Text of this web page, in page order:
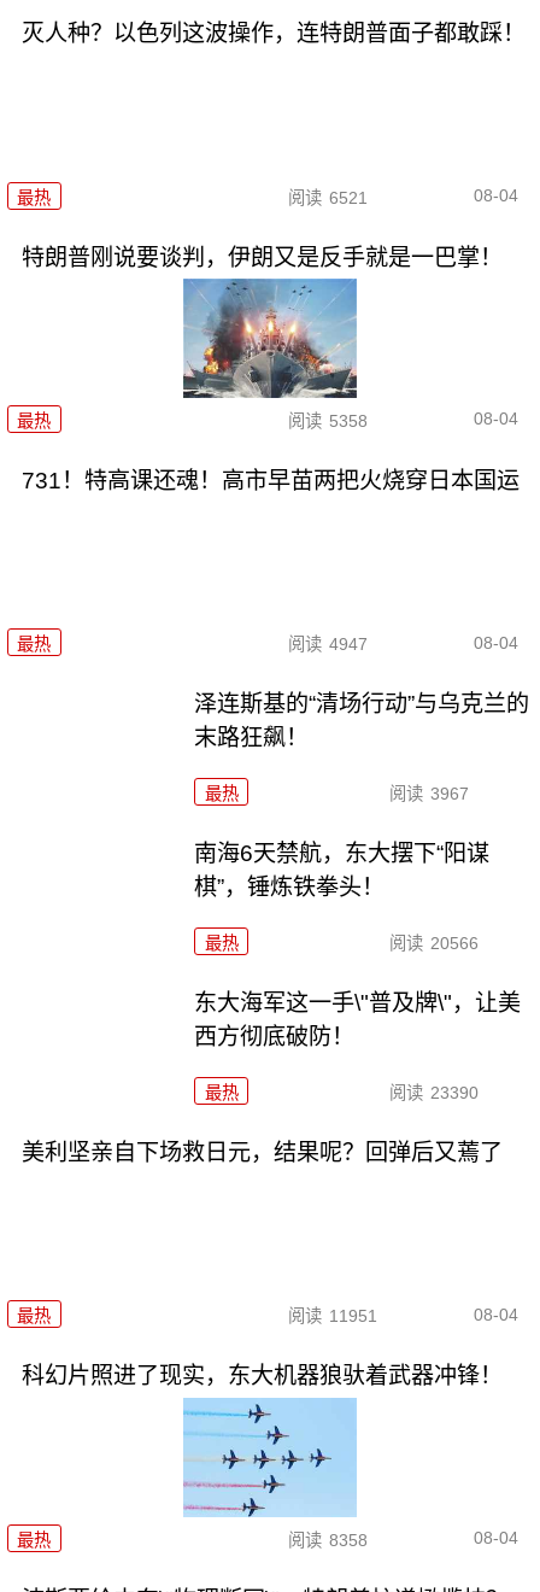
灭人种？以色列这波操作，连特朗普面子都敢踩！
最热 阅读 6521 08-04
特朗普刚说要谈判，伊朗又是反手就是一巴掌！
最热 阅读 5358 08-04
731！特高课还魂！高市早苗两把火烧穿日本国运
最热 阅读 4947 08-04
泽连斯基的“清场行动”与乌克兰的
末路狂飙！
最热 阅读 3967
南海6天禁航，东大摆下“阳谋
棋”，锤炼铁拳头！
最热 阅读 20566
东大海军这一手\"普及牌\"，让美
西方彻底破防！
最热 阅读 23390
美利坚亲自下场救日元，结果呢？回弹后又蔫了
最热 阅读 11951 08-04
科幻片照进了现实，东大机器狼驮着武器冲锋！
最热 阅读 8358 08-04